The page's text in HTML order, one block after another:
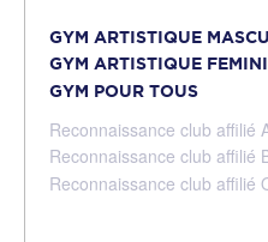
GYM ARTISTIQUE
GYM ARTISTIQUE
GYM POUR TOUS
Reconnaissance club affilié
Reconnaissance club affilié
Reconnaissance club affilié